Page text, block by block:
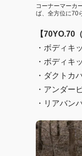
コーナーマーカ
ば、全方位に70
【70YO.70
・ボディキ
・ボディキ
・ダクトカ
・アンダー
・リアバン